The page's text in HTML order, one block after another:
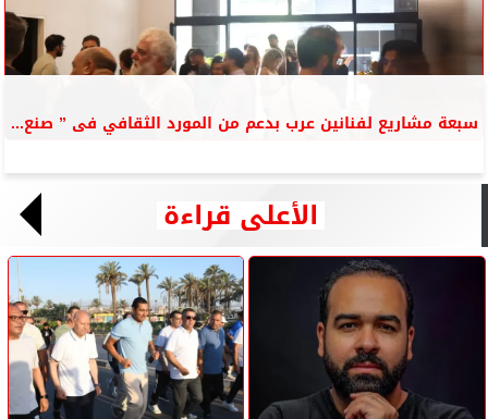
سبعة مشاريع لفنانين عرب بدعم من المورد الثقافي فى ” صنع...
الأعلى قراءة